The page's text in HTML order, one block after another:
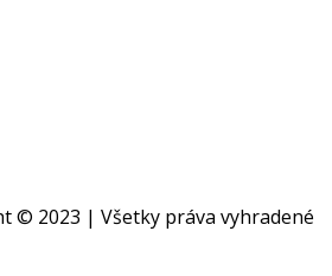
© 2023 | Všetky práva vyhradené